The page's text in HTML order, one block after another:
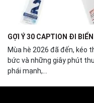
GỢI Ý 30 CAPTION ĐI
Mùa hè 2026 đã đến, kéo
bức và những giây phút
phái mạnh,...